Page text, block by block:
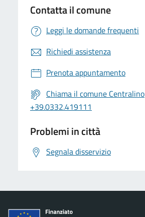
Contatta il comune
Leggi le domande frequenti
Richiedi assistenza
Prenota appuntamento
Chiama il comune Centralino
+39.0332.419111
Problemi in città
Segnala disservizio